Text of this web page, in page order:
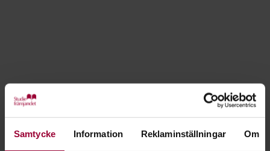
Samtycke Information Reklaminställningar Om
Tillbaka Lyssna
Tyska - Östergötland